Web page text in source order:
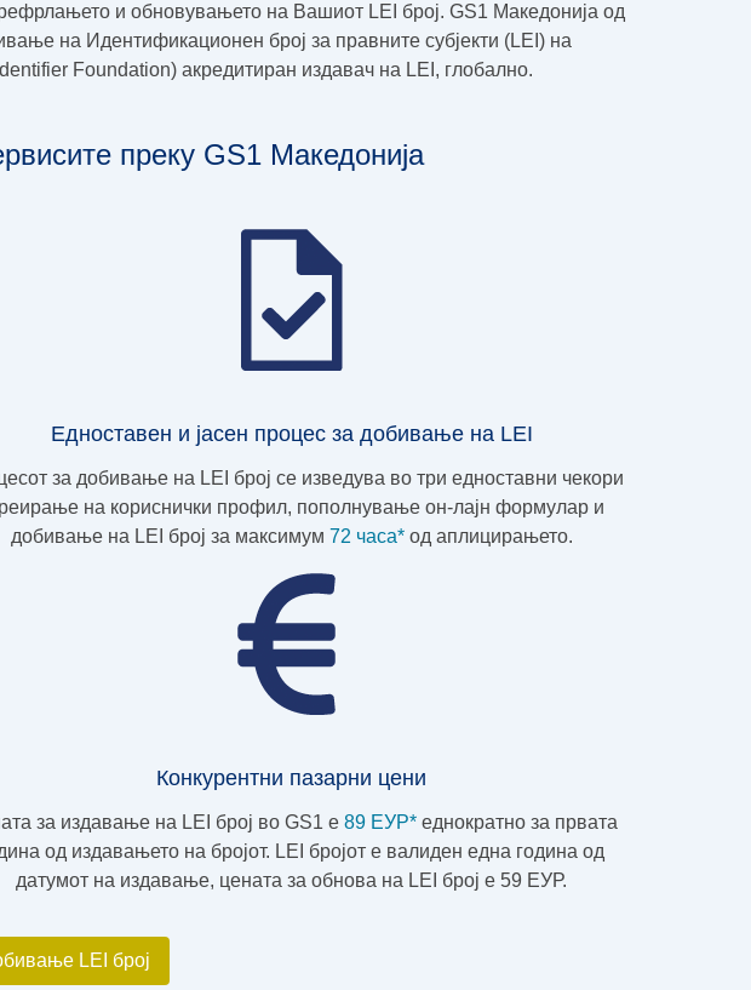
и обновувањето на Вашиот LEI број. GS1 Македонија од
на Идентификационен број за правните субјекти (LEI) на
Foundation) акредитиран издавач на LEI, глобално.
преку GS1 Македонија
Едноставен и јасен процес за добивање на LEI
за добивање на LEI број се изведува во три едноставни чекори
на кориснички профил, пополнување он-лајн формулар и
добивање на LEI број за максимум 72 часа*од аплицирањето.
Конкурентни пазарни цени
за издавање на LEI број во GS1 e 89 ЕУР* еднократно за првата
од издавањето на бројот. LEI бројот е валиден една година од
датумот на издавање, цената за обнова на LEI број е 59 ЕУР.
LEI број